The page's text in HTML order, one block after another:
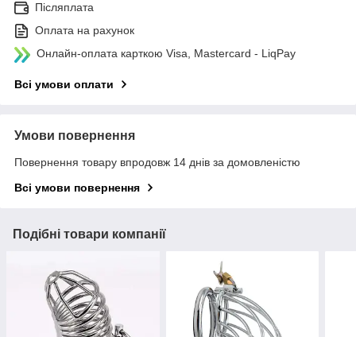
Післяплата
Оплата на рахунок
Онлайн-оплата карткою Visa, Mastercard - LiqPay
Всі умови оплати
Умови повернення
Повернення товару впродовж 14 днів за домовленістю
Всі умови повернення
Подібні товари компанії